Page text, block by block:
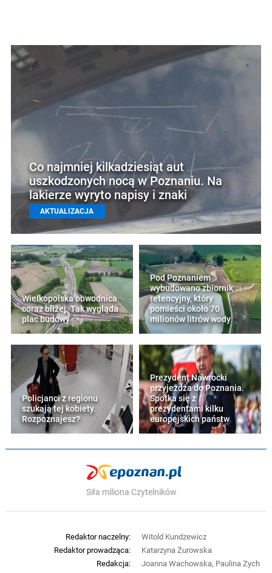
Co najmniej kilkadziesiąt aut
uszkodzonych nocą w Poznaniu. Na
lakierze wyryto napisy i znaki
AKTUALIZACJA
Wielkopolska obwodnica
coraz bliżej. Tak wygląda
plac budowy
Pod Poznaniem
wybudowano zbiornik
retencyjny, który
pomieści około 70
milionów litrów wody
Policjanci z regionu
szukają tej kobiety.
Rozpoznajesz?
Prezydent Nawrocki
przyjeżdża do Poznania.
Spotka się z
prezydentami kilku
europejskich państw
Siła miliona Czytelników
Redaktor naczelny:
Witold Kundzewicz
Redaktor prowadząca:
Katarzyna Żurowska
Redakcja:
Joanna Wachowska, Paulina Zych